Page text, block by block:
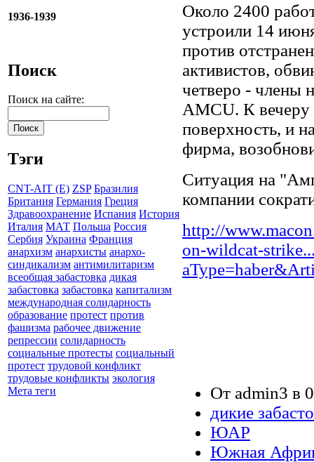
1936-1939
Поиск
Поиск на сайте:
Тэги
CNT-AIT (E) ZSP Бразилия
Британия Германия Греция
Здравоохранение Испания История
Италия МАТ Польша Россия
Сербия Украина Франция
анархизм анархисты анархо-
синдикализм антимилитаризм
всеобщая забастовка дикая
забастовка забастовка капитализм
международная солидарность
образование протест против
фашизма рабочее движение
репрессии солидарность
социальные протесты социальный
протест трудовой конфликт
трудовые конфликты экология
Мета теги
Около 2400
устроили 14
против
активистов,
четверо - члены
AMCU. К
поверхность, и
фирма,
Ситуация на
компании
http://
on-wildcat-
От admin3 в
дикие
ЮАР
Южная